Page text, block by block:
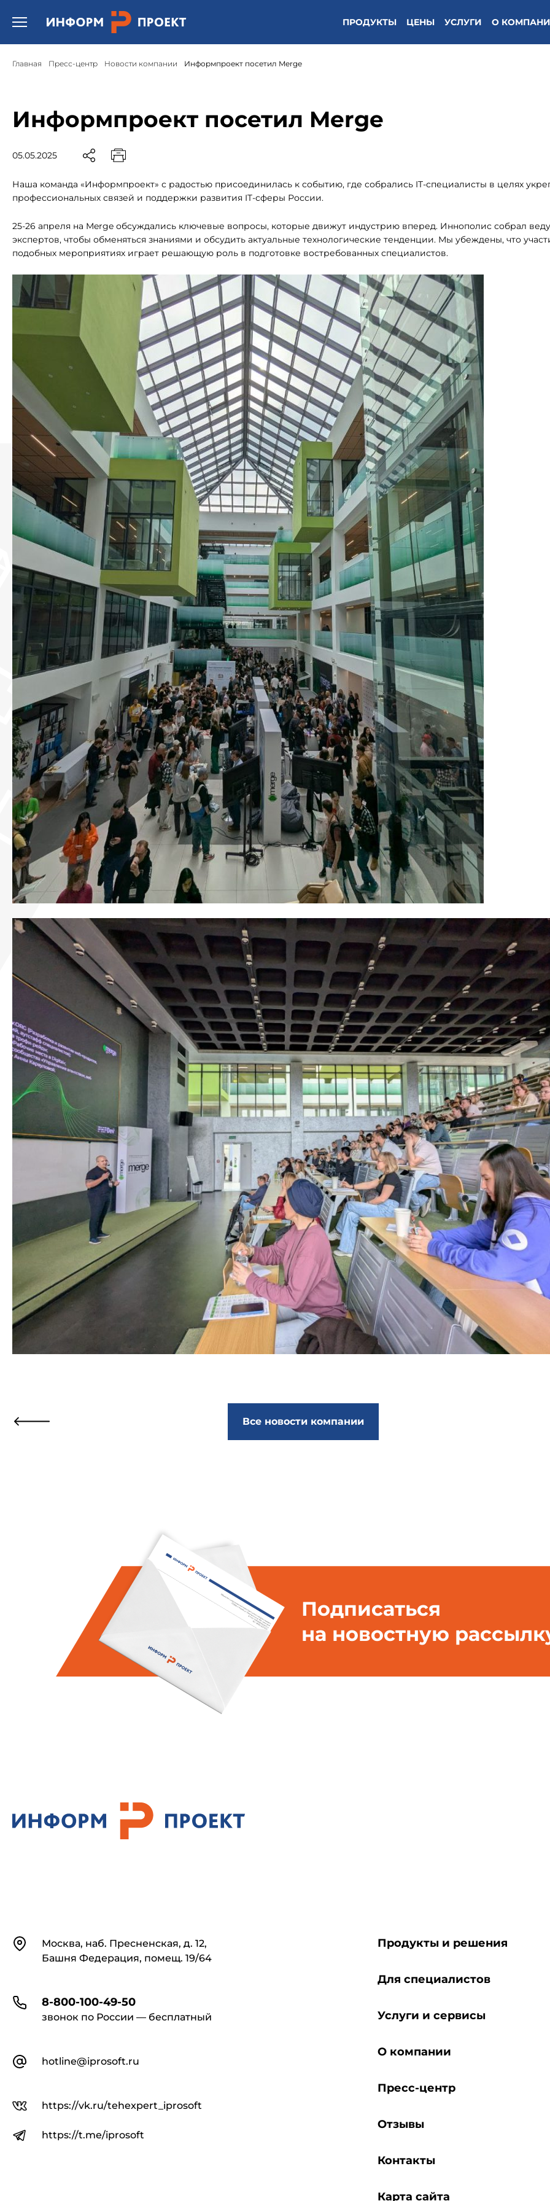
Открыть бургер меню. ПРОДУКТЫ ЦЕНЫ УСЛУГИ О
Главная Пресс-центр Новости компании Информпроект посетил Merge
Информпроект посетил Merge
05.05.2025
Наша команда «Информпроект» с радостью присоединилась к событию, где собрались IT-специалисты в целях
профессиональных связей и поддержки развития IT-сферы России.
25-26 апреля на Merge обсуждались ключевые вопросы, которые движут индустрию вперед. Иннополис собрал
экспертов, чтобы обменяться знаниями и обсудить актуальные технологические тенденции. Мы убеждены, что
подобных мероприятиях играет решающую роль в подготовке востребованных специалистов.
Все новости компании
Подписаться
на новостную
КонтактыМосква, наб. Пресненская, д. 12,
Башня Федерация, помещ. 19/64
8-800-100-49-50
звонок по России — бесплатный
hotline@iprosoft.ru
https://vk.ru/tehexpert_iprosoft
https://t.me/iprosoft
Продукты и решения
Для специалистов
Услуги и сервисы
О компании
Пресс-центр
Отзывы
Контакты
Карта сайта